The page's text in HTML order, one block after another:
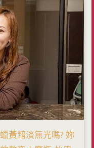
黃黯淡無光嗎? 妳